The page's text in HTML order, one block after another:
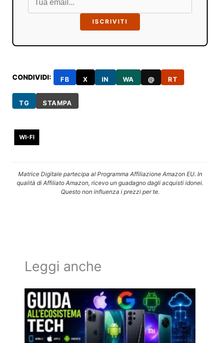
ISCRIVITI
CONDIVIDI: FB X IN WA @ RT
TG STAMPA
WI-FI
Matrice Digitale partecipa al Programma Affiliazione Amazon EU. In
qualità di Affiliato Amazon, ricevo un guadagno dagli acquisti idonei.
Questo non influenza i prezzi per te.
Leggi anche